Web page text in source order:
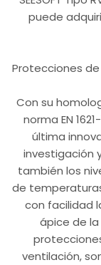
puede
Protecciones de
Con su
norma EN
última
investigación
también los
de
con facilidad
ápice de la
ventilación,